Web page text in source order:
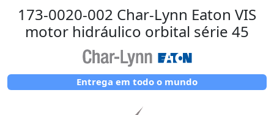
173-0020-002 Char-Lynn Eaton VIS
motor hidráulico orbital série 45
Entrega em todo o mundo